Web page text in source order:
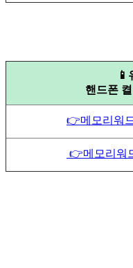
핸드폰
👉메모리워
👉메모리워